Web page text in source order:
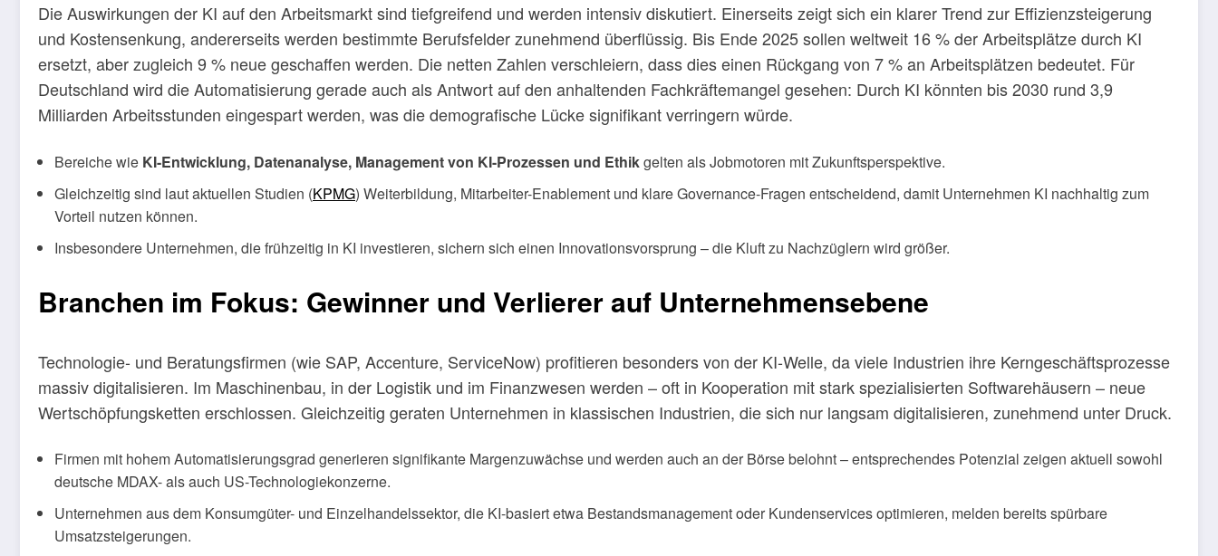
Die Auswirkungen der KI auf den Arbeitsmarkt sind tiefgreifend und werden intensiv diskutiert. Einerseits zeigt sich ein klarer Trend zur Effizienzsteigerung
und Kostensenkung, andererseits werden bestimmte Berufsfelder zunehmend überflüssig. Bis Ende 2025 sollen weltweit 16 % der Arbeitsplätze durch KI
ersetzt, aber zugleich 9 % neue geschaffen werden. Die netten Zahlen verschleiern, dass dies einen Rückgang von 7 % an Arbeitsplätzen bedeutet. Für
Deutschland wird die Automatisierung gerade auch als Antwort auf den anhaltenden Fachkräftemangel gesehen: Durch KI könnten bis 2030 rund 3,9
Milliarden Arbeitsstunden eingespart werden, was die demografische Lücke signifikant verringern würde.
Bereiche wie KI-Entwicklung, Datenanalyse, Management von KI-Prozessen und Ethikgelten als Jobmotoren mit Zukunftsperspektive.
Gleichzeitig sind laut aktuellen Studien (KPMG) Weiterbildung, Mitarbeiter-Enablement und klare Governance-Fragen entscheidend, damit Unternehmen KI nachhaltig zum
Vorteil nutzen können.
Insbesondere Unternehmen, die frühzeitig in KI investieren, sichern sich einen Innovationsvorsprung – die Kluft zu Nachzüglern wird größer.
Branchen im Fokus: Gewinner und Verlierer auf Unternehmensebene
Technologie- und Beratungsfirmen (wie SAP, Accenture, ServiceNow) profitieren besonders von der KI-Welle, da viele Industrien ihre Kerngeschäftsprozesse
massiv digitalisieren. Im Maschinenbau, in der Logistik und im Finanzwesen werden – oft in Kooperation mit stark spezialisierten Softwarehäusern – neue
Wertschöpfungsketten erschlossen. Gleichzeitig geraten Unternehmen in klassischen Industrien, die sich nur langsam digitalisieren, zunehmend unter Druck.
Firmen mit hohem Automatisierungsgrad generieren signifikante Margenzuwächse und werden auch an der Börse belohnt – entsprechendes Potenzial zeigen aktuell sowohl
deutsche MDAX- als auch US-Technologiekonzerne.
Unternehmen aus dem Konsumgüter- und Einzelhandelssektor, die KI-basiert etwa Bestandsmanagement oder Kundenservices optimieren, melden bereits spürbare
Umsatzsteigerungen.